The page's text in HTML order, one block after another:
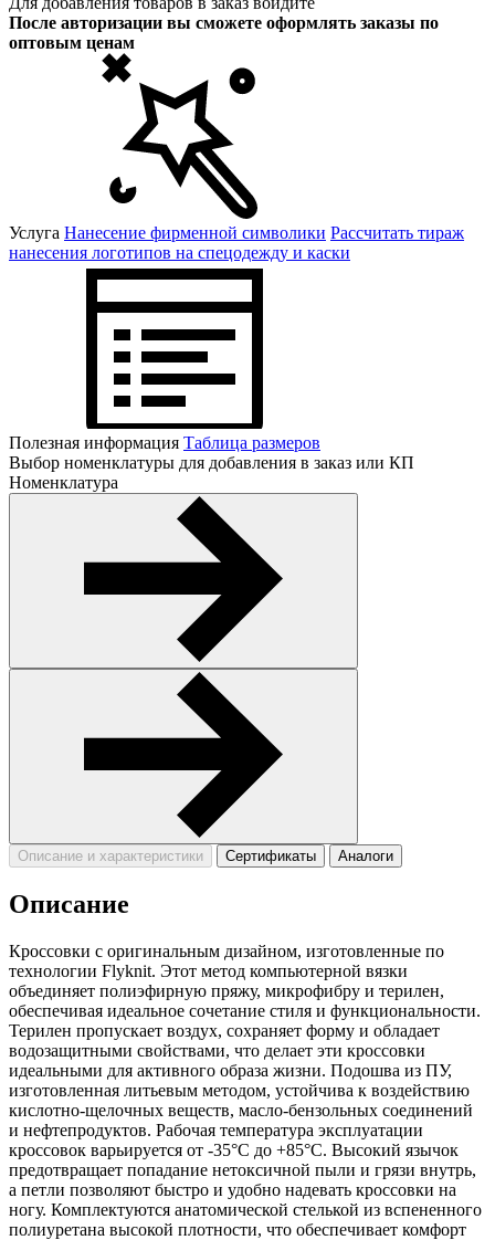
После авторизации вы сможете оформлять заказы по
оптовым ценам
Услуга Нанесение фирменной символики Рассчитать тираж
нанесения логотипов на спецодежду и каски
Полезная информация Таблица размеров
Выбор номенклатуры для добавления в заказ или КП
Номенклатура
Описание и характеристики Сертификаты Аналоги
Описание
Кроссовки с оригинальным дизайном, изготовленные по
технологии Flyknit. Этот метод компьютерной вязки
объединяет полиэфирную пряжу, микрофибру и терилен,
обеспечивая идеальное сочетание стиля и функциональности.
Терилен пропускает воздух, сохраняет форму и обладает
водозащитными свойствами, что делает эти кроссовки
идеальными для активного образа жизни. Подошва из ПУ,
изготовленная литьевым методом, устойчива к воздействию
кислотно-щелочных веществ, масло-бензольных соединений
и нефтепродуктов. Рабочая температура эксплуатации
кроссовок варьируется от -35°С до +85°С. Высокий язычок
предотвращает попадание нетоксичной пыли и грязи внутрь,
а петли позволяют быстро и удобно надевать кроссовки на
ногу. Комплектуются анатомической стелькой из вспененного
полиуретана высокой плотности, что обеспечивает комфорт